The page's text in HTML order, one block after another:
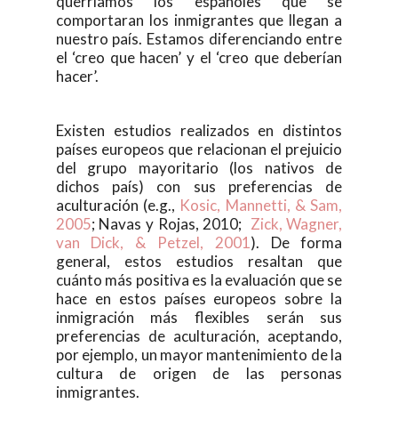
comportaran los inmigrantes que llegan a
nuestro país. Estamos diferenciando entre
el ‘creo que hacen’ y el ‘creo que deberían
hacer’.
Existen estudios realizados en distintos
países europeos que relacionan el prejuicio
del grupo mayoritario (los nativos de
dichos país) con sus preferencias de
aculturación (e.g., Kosic, Mannetti, & Sam,
2005; Navas y Rojas, 2010; Zick, Wagner,
van Dick, & Petzel, 2001 ). De forma
general, estos estudios resaltan que
cuánto más positiva es la evaluación que se
hace en estos países europeos sobre la
inmigración más flexibles serán sus
preferencias de aculturación, aceptando,
por ejemplo, un mayor mantenimiento de la
cultura de origen de las personas
inmigrantes.